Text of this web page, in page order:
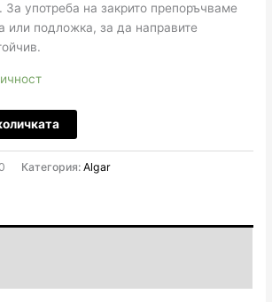
За употреба на закрито препоръчваме
или подложка, за да направите
Категория:Algar